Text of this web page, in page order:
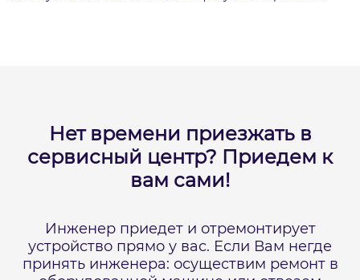
Нет времени приезжать в
сервисный центр? Приедем к
вам сами!
Инженер приедет и отремонтирует
устройство прямо у вас. Если Вам негде
принять инженера: осуществим ремонт в